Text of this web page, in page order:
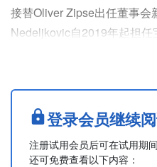
接替Oliver Zipse出任董事会
Nedeljkovic自2019年起担
Based on press release
登录会员继续阅
注册试用会员后可在试用期
还可免费查看以下内容：